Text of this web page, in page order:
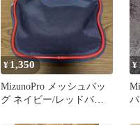
¥ 1,350
MizunoPro メッシュバッ
グ ネイビー/レッドバッ
¥